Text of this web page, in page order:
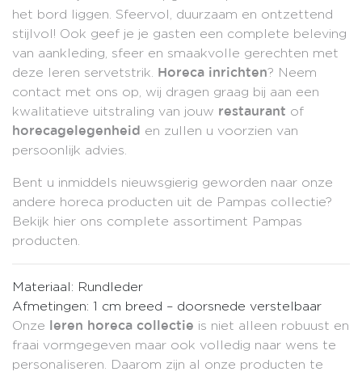
het bord liggen. Sfeervol, duurzaam en ontzettend
stijlvol! Ook geef je je gasten een complete beleving
van aankleding, sfeer en smaakvolle gerechten met
deze leren servetstrik.
Horeca inrichten? Neem
contact met ons op, wij dragen graag bij aan een
kwalitatieve uitstraling van jouw restaurant of
horecagelegenheid en zullen u voorzien van
persoonlijk advies.
Bent u inmiddels nieuwsgierig geworden naar onze
andere horeca producten uit de Pampas collectie?
Bekijk hier ons complete assortiment Pampas
producten.
Materiaal: Rundleder
Afmetingen: 1 cm breed – doorsnede verstelbaar
Onze
leren horeca collectie is niet alleen robuust en
fraai vormgegeven maar ook volledig naar wens te
personaliseren. Daarom zijn al onze producten te